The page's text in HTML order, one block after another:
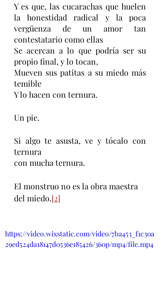
Y es que, las cucarachas que huelen
la honestidad radical y la poca
vergüenza de un amor tan
contestatario como ellas
Se acercan a lo que podría ser su
propio final, y lo tocan,
Mueven sus patitas a su miedo más
temible
Y lo hacen con ternura.
Un pie.
Si algo te asusta, ve y tócalo con
ternura
con mucha ternura.
El monstruo no es la obra maestra
del miedo.[2]
https://video.wixstatic.com/video/7ba453_f1c30a
29ed524da18147d0536e185426/360p/mp4/file.mp4